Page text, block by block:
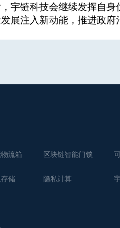
宇链科技会继续发挥自
展注入新动能，推进政府
流箱 区块链智能门锁
储
隐私计算